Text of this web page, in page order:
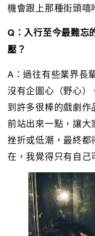
機會跟上那種街頭嘻
Q：入行至今最難忘
壓？
A：過往有些業界長
沒有企圖心（野心
到許多很棒的戲劇
前站出來一點，讓
挫折或低潮，最終都
在，我覺得只有自己